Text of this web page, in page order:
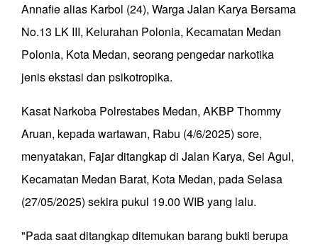
Annafie alias Karbol (24), Warga Jalan Karya Bersama
No.13 LK III, Kelurahan Polonia, Kecamatan Medan
Polonia, Kota Medan, seorang pengedar narkotika
jenis ekstasi dan psikotropika.
Kasat Narkoba Polrestabes Medan, AKBP Thommy
Aruan, kepada wartawan, Rabu (4/6/2025) sore,
menyatakan, Fajar ditangkap di Jalan Karya, Sei Agul,
Kecamatan Medan Barat, Kota Medan, pada Selasa
(27/05/2025) sekira pukul 19.00 WIB yang lalu.
"Pada saat ditangkap ditemukan barang bukti berupa